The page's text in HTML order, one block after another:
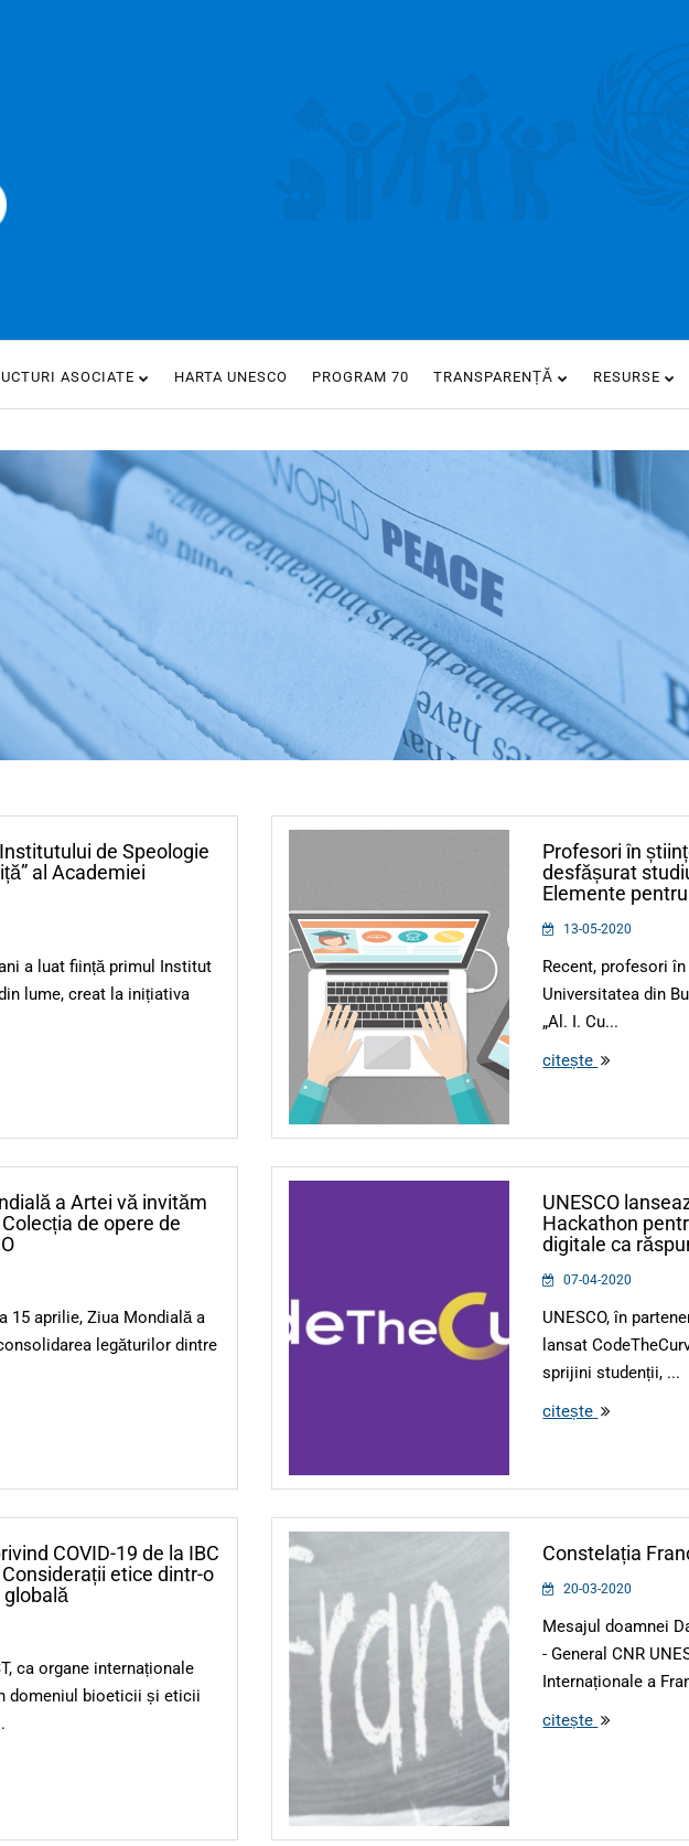
ASOCIATE HARTA UNESCO PROGRAM 70 TRANSPARENȚĂ RESURSE
de Speologie
al Academiei
a luat ființă primul Institut
lume, creat la inițiativa
Profesori în
desfășurat
Elemente
13-05-2020
Recent, profesori
Universitatea din
„Al. I. Cu...
citește
a Artei vă invităm
de opere de
15 aprilie, Ziua Mondială a
legăturilor dintre
UNESCO
Hackathon
digitale ca
07-04-2020
UNESCO, în
lansat
sprijini studenții, ...
citește
COVID-19 de la IBC
Considerații etice dintr-o
ca organe internaționale
domeniul bioeticii și eticii
Constelația
20-03-2020
Mesajul doamnei
- General CNR
Internaționale a
citește